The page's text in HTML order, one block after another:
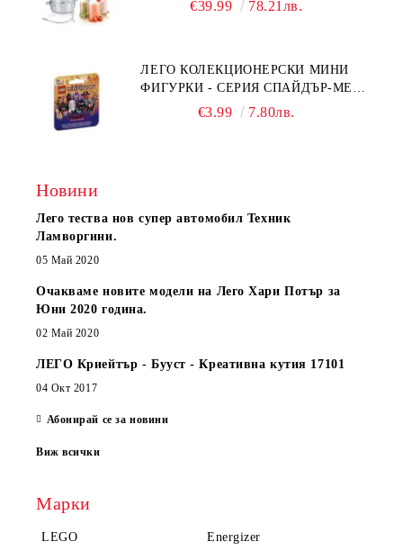
€39.99 78.21лв.
ЛЕГО КОЛЕКЦИОНЕРСКИ МИНИ
ФИГУРКИ - СЕРИЯ СПАЙДЪР-МЕН:
ПРЕЗ СПАЙДИ-ВСЕЛЕНАТА 71050
€3.99 7.80лв.
Новини
Лего тества нов супер автомобил Техник
Ламворгини.
05 Май 2020
Очакваме новите модели на Лего Хари Потър за
Юни 2020 година.
02 Май 2020
ЛЕГО Криейтър - Бууст - Креативна кутия 17101
04 Окт 2017
Абонирай се за новини
Виж всички
Марки
LEGO Energizer